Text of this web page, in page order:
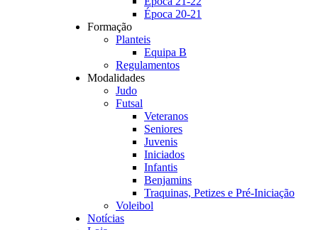
Época 20-21
Formação
Planteis
Equipa B
Regulamentos
Modalidades
Judo
Futsal
Veteranos
Seniores
Juvenis
Iniciados
Infantis
Benjamins
Traquinas, Petizes e Pré-Iniciação
Voleibol
Notícias